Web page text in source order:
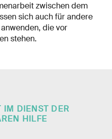
zwischen dem
sich auch für andere
die vor
stehen.
IM DIENST DER
HILFE